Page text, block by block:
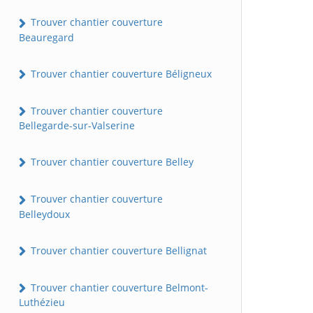
Trouver chantier couverture
Beauregard
Trouver chantier couverture Béligneux
Trouver chantier couverture
Bellegarde-sur-Valserine
Trouver chantier couverture Belley
Trouver chantier couverture
Belleydoux
Trouver chantier couverture Bellignat
Trouver chantier couverture Belmont-
Luthézieu